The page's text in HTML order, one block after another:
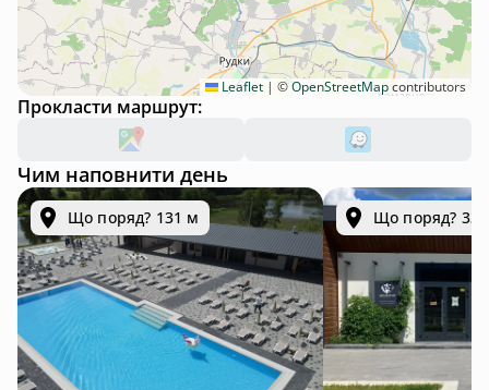
Leaflet | ©OpenStreetMapcontributors
Прокласти маршрут:
Чим наповнити день
Що поряд? 131 м Що поряд?